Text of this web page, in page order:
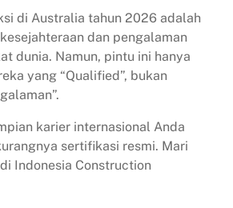
di Australia tahun 2026 adalah
dan pengalaman
dunia. Namun, pintu ini hanya
yang “Qualified”, bukan
karier internasional Anda
sertifikasi resmi. Mari
Indonesia Construction